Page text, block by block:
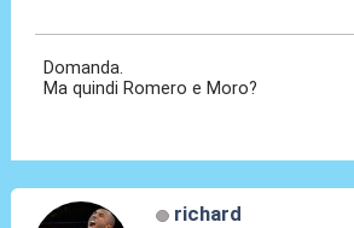
Domanda.
Ma quindi Romero e Moro?
richard